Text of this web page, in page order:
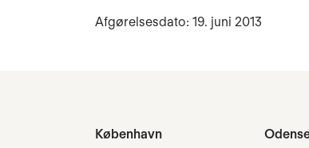
Afgørelsesdato: 19. juni 2013
København